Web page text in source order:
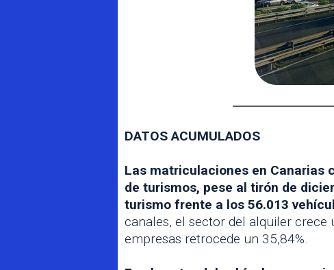
DATOS ACUMULADOS
Las matriculaciones en Canarias
de turismos, pese al tirón de
turismo frente a los 56.013
canales, el sector del alquiler crece
empresas retrocede un 35,84%.